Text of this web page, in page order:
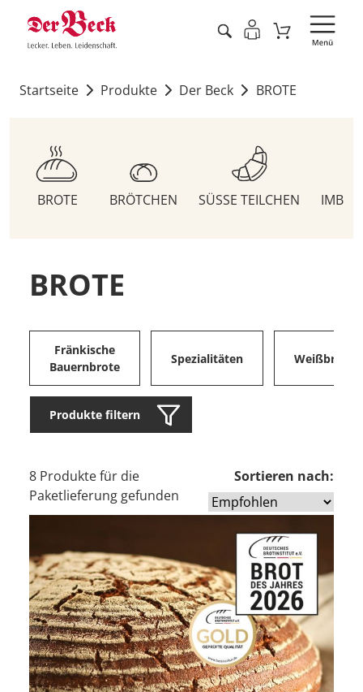
Startseite Produkte Der Beck BROTE
BROTE BRÖTCHEN SÜSSE TEILCHEN
BROTE
Fränkische
Bauernbrote
Spezialitäten Weißbrote
Produkte filtern
8 Produkte für die
Paketlieferung gefunden
Sortieren nach: